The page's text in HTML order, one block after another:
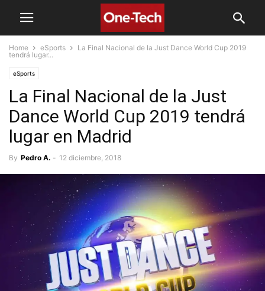
Home eSports
La Final Nacional de la Just Dance World Cup 2019
tendrá lugar...
eSports
La Final Nacional de la Just
Dance World Cup 2019 tendrá
lugar en Madrid
By Pedro A. - 12 diciembre, 2018